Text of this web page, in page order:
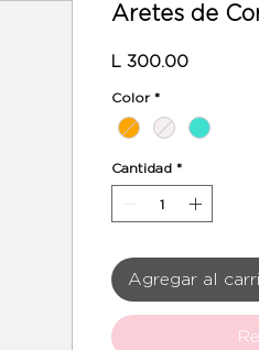
Aretes de
L 300.00Precio
Color *
Cantidad *
Agregar al